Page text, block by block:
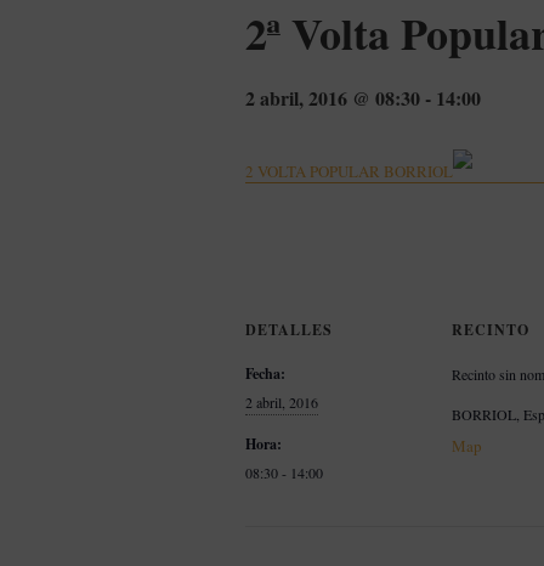
2ª Volta
2 abril, 2016 @ 08:30 - 14:00
2 VOLTA POPULAR BORRIOL
DETALLES
Fecha:
2 abril, 2016
Hora:
08:30 - 14:00
RECINTO
Recinto sin
BORRIOL
Map